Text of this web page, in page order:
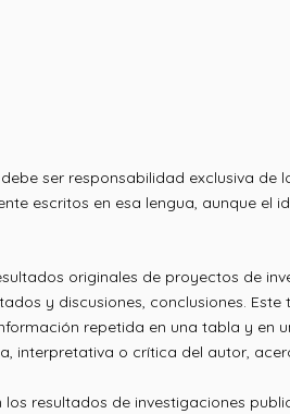
ser responsabilidad exclusiva de
escritos en esa lengua, aunque el
originales de proyectos de
y discusiones, conclusiones. Este
repetida en una tabla y en
interpretativa o crítica del autor,
resultados de investigaciones